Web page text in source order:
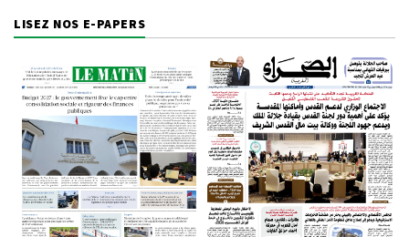
LISEZ NOS E-PAPERS